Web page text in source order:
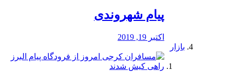
پیام شهروندی
اکتبر 19, 2019
بازار